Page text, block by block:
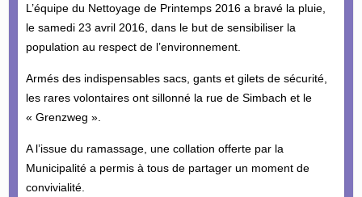
L’équipe du Nettoyage de Printemps 2016 a bravé la pluie,
le samedi 23 avril 2016, dans le but de sensibiliser la
population au respect de l’environnement.
Armés des indispensables sacs, gants et gilets de sécurité,
les rares volontaires ont sillonné la rue de Simbach et le
« Grenzweg ».
A l’issue du ramassage, une collation offerte par la
Municipalité a permis à tous de partager un moment de
convivialité.